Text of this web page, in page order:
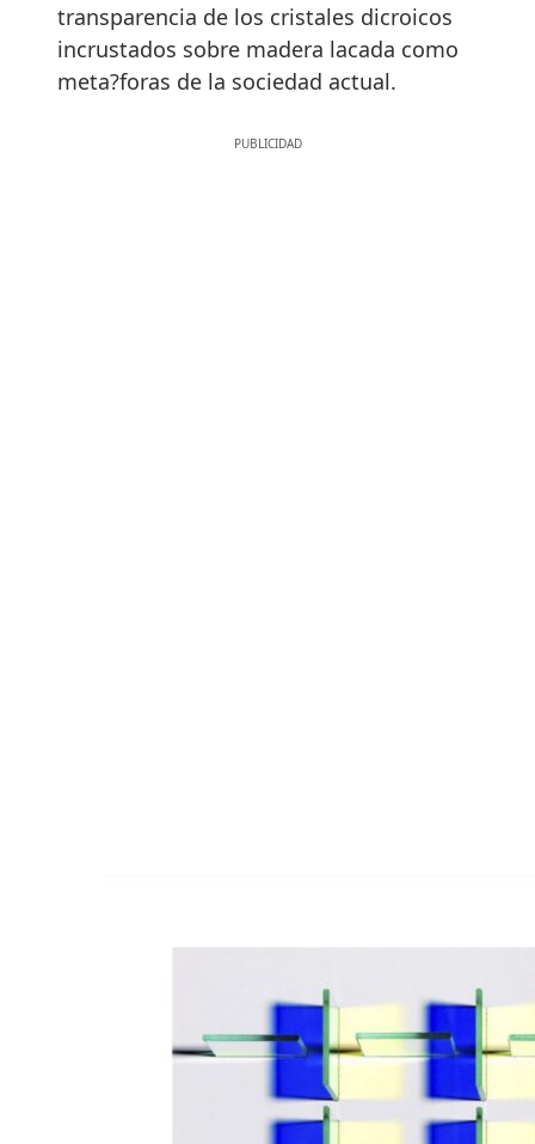
transparencia de los cristales dicroicos
incrustados sobre madera lacada como
meta?foras de la sociedad actual.